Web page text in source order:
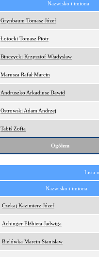
Nazwisko i imiona
Grynbaum Tomasz Józef
Łotocki Tomasz Piotr
Binczycki Krzysztof Władysław
Marusza Rafał Marcin
Andruszko Arkadiusz Dawid
Ostrowski Adam Andrzej
Tabiś Zofia
Ogółem
Lista
Nazwisko i imiona
Czekaj Kazimierz Józef
Achinger Elżbieta Jadwiga
Bielówka Marcin Stanisław